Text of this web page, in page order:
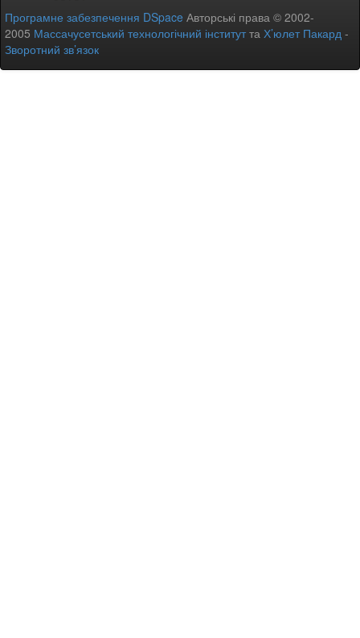
Програмне забезпечення DSpace Авторські права © 2002-
2005 Массачусетський технологічний інститутта Х’юлет Пакард -
Зворотний зв’язок